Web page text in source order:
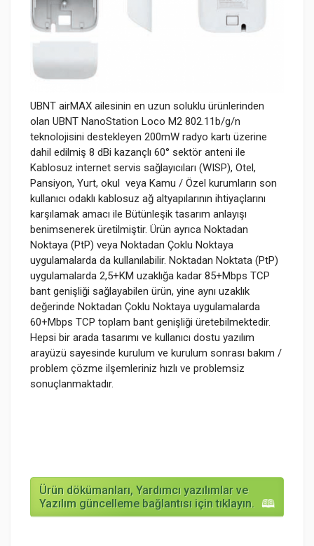
UBNT airMAX ailesinin en uzun soluklu ürünlerinden
olan UBNT NanoStation Loco M2 802.11b/g/n
teknolojisini destekleyen 200mW radyo kartı üzerine
dahil edilmiş 8 dBi kazançlı 60° sektör anteni ile
Kablosuz internet servis sağlayıcıları (WISP), Otel,
Pansiyon, Yurt, okul veya Kamu / Özel kurumların son
kullanıcı odaklı kablosuz ağ altyapılarının ihtiyaçlarını
karşılamak amacı ile Bütünleşik tasarım anlayışı
benimsenerek üretilmiştir. Ürün ayrıca Noktadan
Noktaya (PtP) veya Noktadan Çoklu Noktaya
uygulamalarda da kullanılabilir. Noktadan Noktata (PtP)
uygulamalarda 2,5+KM uzaklığa kadar 85+Mbps TCP
bant genişliği sağlayabilen ürün, yine aynı uzaklık
değerinde Noktadan Çoklu Noktaya uygulamalarda
60+Mbps TCP toplam bant genişliği üretebilmektedir.
Hepsi bir arada tasarımı ve kullanıcı dostu yazılım
arayüzü sayesinde kurulum ve kurulum sonrası bakım /
problem çözme ilşemleriniz hızlı ve problemsiz
sonuçlanmaktadır.
Ürün dökümanları, Yardımcı yazılımlar ve
Yazılım güncelleme bağlantısı için tıklayın.